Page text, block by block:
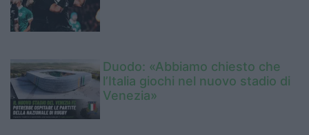
Duodo: «Abbiamo chiesto che
l’Italia giochi nel nuovo stadio di
Venezia»